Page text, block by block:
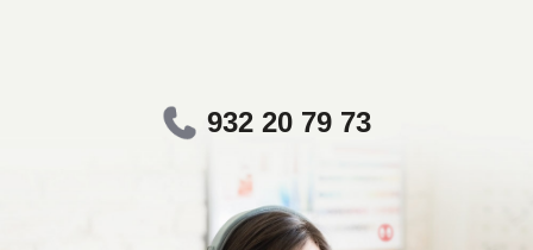
932 20 79 73